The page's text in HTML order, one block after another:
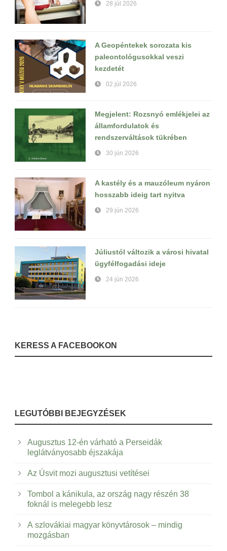
28 júl 2026
A Geopéntekek sorozata kis
paleontológusokkal veszi
kezdetét
02 júl 2026
Megjelent: Rozsnyó emlékjelei az
államfordulatok és
rendszerváltások tükrében
30 jún 2026
A kastély és a mauzóleum nyáron
hosszabb ideig tart nyitva
29 jún 2026
Júliustól változik a városi hivatal
ügyfélfogadási ideje
24 jún 2026
KERESS A FACEBOOKON
LEGUTÓBBI BEJEGYZÉSEK
Augusztus 12-én várható a Perseidák
leglátványosabb éjszakája
Az Úsvit mozi augusztusi vetítései
Tombol a kánikula, az ország nagy részén 38
foknál is melegebb lesz
A szlovákiai magyar könyvtárosok – mindig
mozgásban